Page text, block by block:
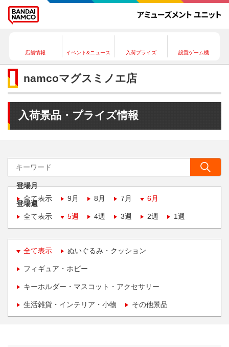
店舗情報 イベント&ニュース 入荷プライズ 設置ゲーム機
namcoマグスミノエ店
入荷景品・プライズ情報
登場月
全て表示
9月 8月 7月 6月
登場週
全て表示
5週 4週 3週 2週 1週
全て表示 ぬいぐるみ・クッション
フィギュア・ホビー
キーホルダー・マスコット・アクセサリー
生活雑貨・インテリア・小物 その他景品